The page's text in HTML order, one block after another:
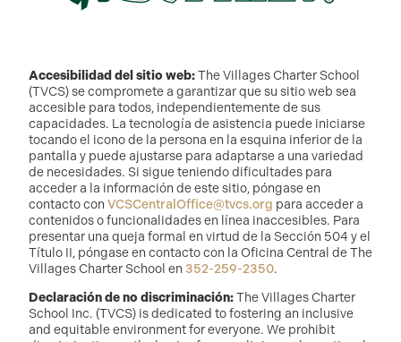
Accesibilidad del sitio web:The Villages Charter School
(TVCS) se compromete a garantizar que su sitio web sea
accesible para todos, independientemente de sus
capacidades. La tecnología de asistencia puede iniciarse
tocando el icono de la persona en la esquina inferior de la
pantalla y puede ajustarse para adaptarse a una variedad
de necesidades. Si sigue teniendo dificultades para
acceder a la información de este sitio, póngase en
contacto con VCSCentralOffice@tvcs.org para acceder a
contenidos o funcionalidades en línea inaccesibles. Para
presentar una queja formal en virtud de la Sección 504 y el
Título II, póngase en contacto con la Oficina Central de The
Villages Charter School en 352-259-2350.
Declaración de no discriminación:The Villages Charter
School Inc. (TVCS) is dedicated to fostering an inclusive
and equitable environment for everyone. We prohibit